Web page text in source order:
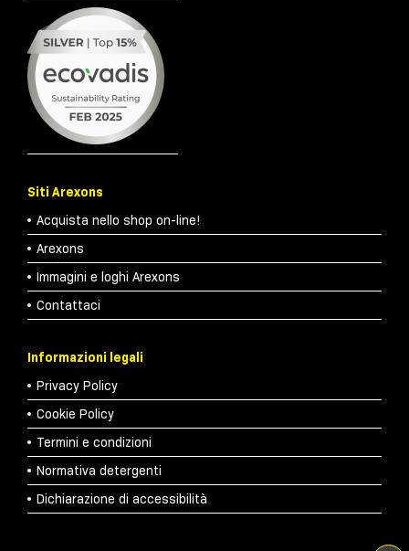
Siti Arexons
Acquista nello shop on-line!
Arexons
Immagini e loghi Arexons
Contattaci
Informazioni legali
Privacy Policy
Cookie Policy
Termini e condizioni
Normativa detergenti
Dichiarazione di accessibilità